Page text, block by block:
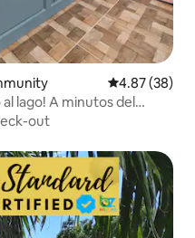
Calificación
4.87 (38)
lago! A minutos del
out